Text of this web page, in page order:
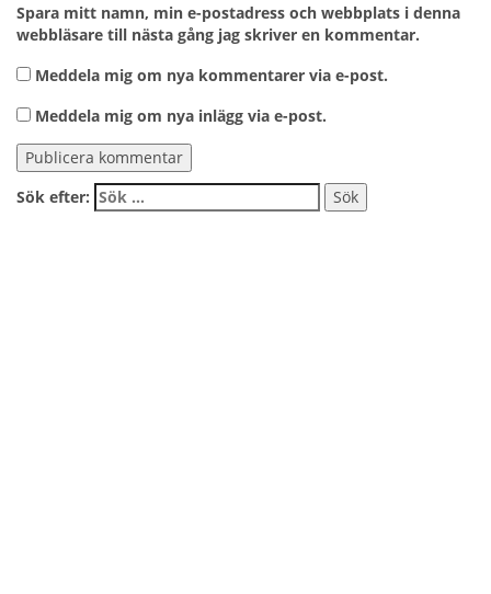
Spara mitt namn, min e-postadress och webbplats i denna
webbläsare till nästa gång jag skriver en kommentar.
Meddela mig om nya kommentarer via e-post.
Meddela mig om nya inlägg via e-post.
Sök efter: